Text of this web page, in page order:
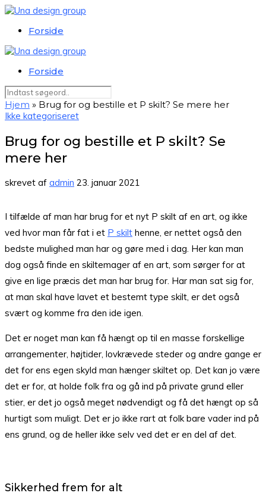
Forside
Forside
Hjem » Brug for og bestille et P skilt? Se mere her
Ikke kategoriseret
Brug for og bestille et P skilt? Se
mere her
skrevet af admin 23. januar 2021
I tilfælde af man har brug for et nyt P skilt af en art, og ikke
ved hvor man får fat i et P skilt henne, er nettet også den
bedste mulighed man har og gøre med i dag. Her kan man
dog også finde en skiltemager af en art, som sørger for at
give en lige præcis det man har brug for. Har man sat sig for,
at man skal have lavet et bestemt type skilt, er det også
svært og komme fra den ide igen.
Det er noget man kan få hængt op til en masse forskellige
arrangementer, højtider, lovkrævede steder og andre gange er
det for ens egen skyld man hænger skiltet op. Det kan jo være
det er for, at holde folk fra og gå ind på private grund eller
stier, er det jo også meget nødvendigt og få det hængt op så
hurtigt som muligt. Det er jo ikke rart at folk bare vader ind på
ens grund, og de heller ikke selv ved det er en del af det.
Sikkerhed frem for alt